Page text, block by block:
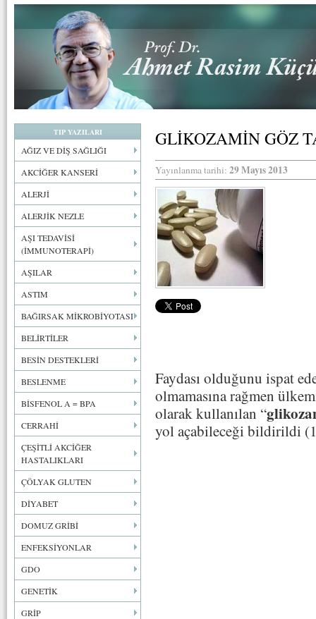
TIP YAZILARI
AĞIZ VE DİŞ SAĞLIĞI
AKCİĞER KANSERİ
ALERJİ
ALERJİK NEZLE
AŞI TEDAVİSİ
(İMMUNOTERAPİ)
AŞILAR
ASTIM
BAĞIRSAK MİKROBİYOTASI
BELİRTİLER
BESİN DESTEKLERİ
BESLENME
BİSFENOL A = BPA
CERRAHİ
ÇEŞİTLİ AKCİĞER
HASTALIKLARI
ÇÖLYAK GLUTEN
DİYABET
DOMUZ GRİBİ
ENFEKSİYONLAR
GDO
GENETİK
GRİP
GLİKOZAMİN GÖZ
Yayınlanma tarihi: 29 Mayıs 2013
Faydası olduğunu ispat
olmamasına rağmen
olarak kullanılan “
yol açabileceği bildirildi